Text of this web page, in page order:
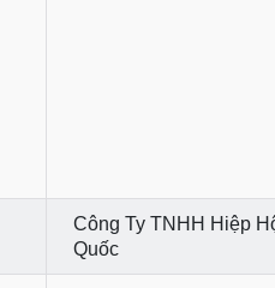
Công Ty TNHH Hiệp
Quốc